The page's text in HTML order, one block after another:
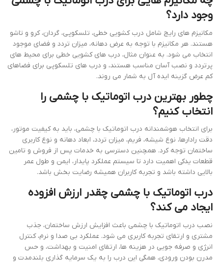
وجود دارد؟
مکانیزم های رایج شامل درب کشویی خطی، تلسکوپی، گردان، کرو و تاشو
هستند. هر مکانیزم با توجه به عرض دهانه، میزان تردد و فضای موجود
انتخاب می شود. به عنوان مثال، درب های کشویی خطی برای محیط های
پرتردد و نصب آسان مناسب هستند، و درب های تلسکوپی برای فضاهای
کم عرض گزینه ایده آل به شمار می روند.
چطور بهترین درب اتوماتیک با چشمی را
انتخاب کنیم؟
برای انتخاب هوشمندانه درب اتوماتیک با چشمی، باید به کیفیت موتور،
دقت رادارها، نوع شیشه، فریم، میزان تردد، ابعاد دهانه و نوع کاربری
ساختمان توجه کرد. همچنین دسترسی به خدمات پس از فروش و تامین
قطعات یدکی اهمیت دارد تا سیستم عملکرد پایدار، ایمن و طول عمر
بالایی داشته باشد و تجربه کاربران همیشه رضایت بخش باشد.
درب اتوماتیک با چشمی چقدر ارزش افزوده
ایجاد می کند؟
نصب درب اتوماتیک با چشمی باعث افزایش ارزش ساختمان، جذب
مشتری و ارتقای تجربه کاربری می شود. عملکرد بی صدا و نرم، کنترل
انرژی و صرفه جویی در هزینه ها، ارتقای امنیت و بهداشت، و حس
مدرن بودن ورودی، همگی این درب را به یک سرمایه گذاری بلندمدت و